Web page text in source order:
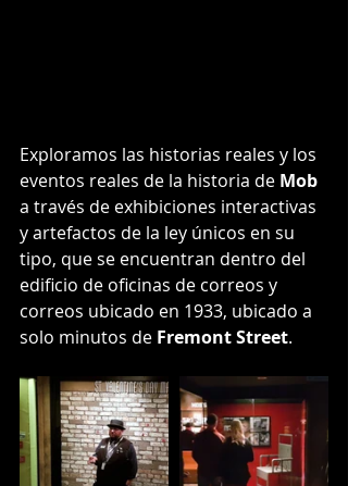
Exploramos las historias reales y los
eventos reales de la historia de Mob
a través de exhibiciones interactivas
y artefactos de la ley únicos en su
tipo, que se encuentran dentro del
edificio de oficinas de correos y
correos ubicado en 1933, ubicado a
solo minutos de Fremont Street.